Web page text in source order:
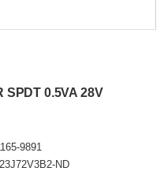
SPDT 0.5VA 28V
9891
ND